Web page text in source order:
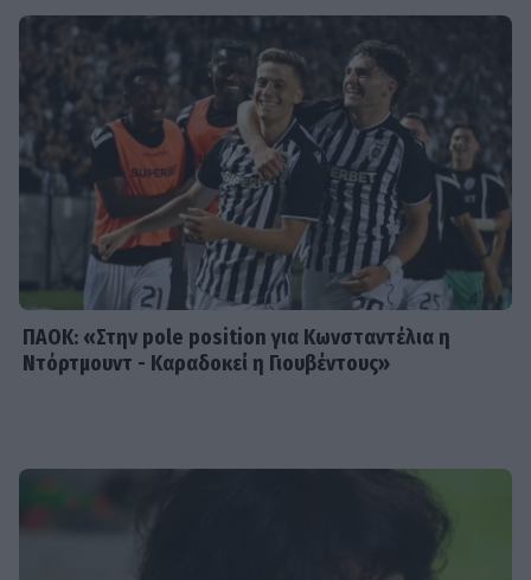
Μάντυ Λάμπου: Πώς είναι και πού
βρίσκεται σήμερα η πρώτη
παρουσιάστρια του «Ok» στο MAD
Ρίκα Διαλυνά: Η διεθνής Ελληνίδα
που κατέκτησε τα πλατό, τα
καλλιστεία και τις καρδιές μας
ΠΑΟΚ: «Στην pole position για Κωνσταντέλια η
Ντόρτμουντ - Καραδοκεί η Γιουβέντους»